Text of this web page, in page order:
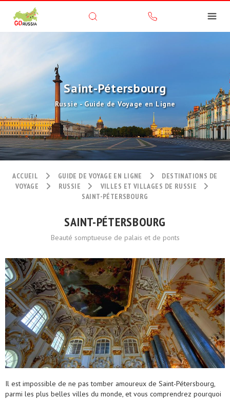
Saint-Pétersbourg
Russie - Guide de Voyage en Ligne
ACCUEIL GUIDE DE VOYAGE EN LIGNE
DESTINATIONS DE
VOYAGE
RUSSIE
VILLES ET VILLAGES DE RUSSIE
SAINT-PÉTERSBOURG
SAINT-PÉTERSBOURG
Beauté somptueuse de palais et de ponts
Il est impossible de ne pas tomber amoureux de Saint-Pétersbourg,
parmi les plus belles villes du monde, et vous comprendrez pourquoi